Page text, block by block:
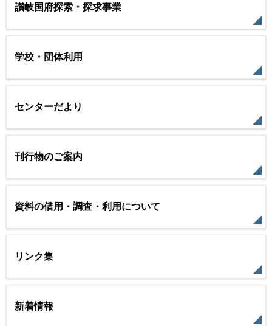
讃岐国府探索・探求事業
学校・団体利用
センターだより
刊行物のご案内
資料の借用・調査・利用について
リンク集
新着情報